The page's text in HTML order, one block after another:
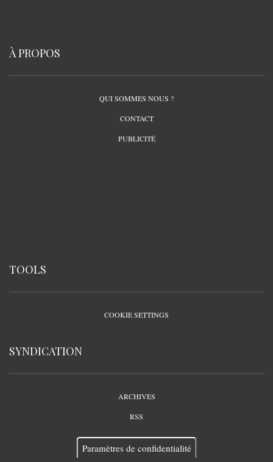
À PROPOS
QUI SOMMES NOUS ?
CONTACT
PUBLICITÉ
TOOLS
COOKIE SETTINGS
SYNDICATION
ARCHIVES
RSS
Paramètres de confidentialité